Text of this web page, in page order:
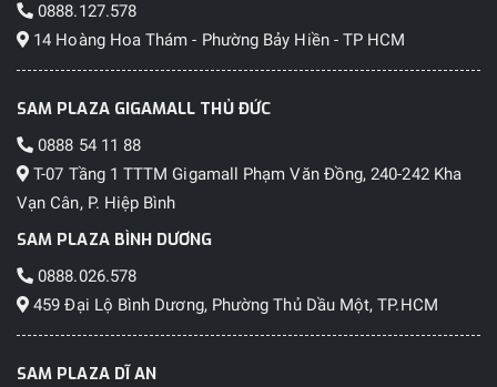
0888.127.578
14 Hoàng Hoa Thám - Phường Bảy Hiền - TP HCM
SAM PLAZA GIGAMALL THỦ ĐỨC
0888 54 11 88
T-07 Tầng 1 TTTM Gigamall Phạm Văn Đồng, 240-242 Kha
Vạn Cân, P. Hiệp Bình
SAM PLAZA BÌNH DƯƠNG
0888.026.578
459 Đại Lộ Bình Dương, Phường Thủ Dầu Một, TP.HCM
SAM PLAZA DĨ AN